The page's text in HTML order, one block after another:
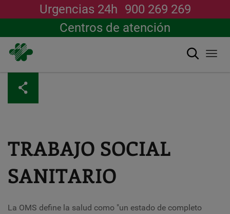
contenido
principal
Urgencias 24h 900 269 269
Centros de atención
Buscar
TRABAJO SOCIAL
SANITARIO
La OMS define la salud como "un estado de completo